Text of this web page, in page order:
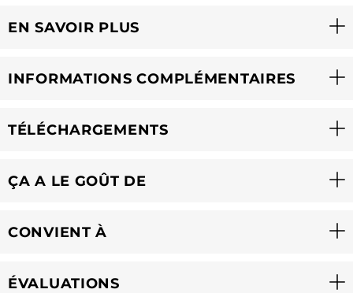
EN SAVOIR PLUS
INFORMATIONS COMPLÉMENTAIRES
TÉLÉCHARGEMENTS
ÇA A LE GOÛT DE
CONVIENT À
ÉVALUATIONS